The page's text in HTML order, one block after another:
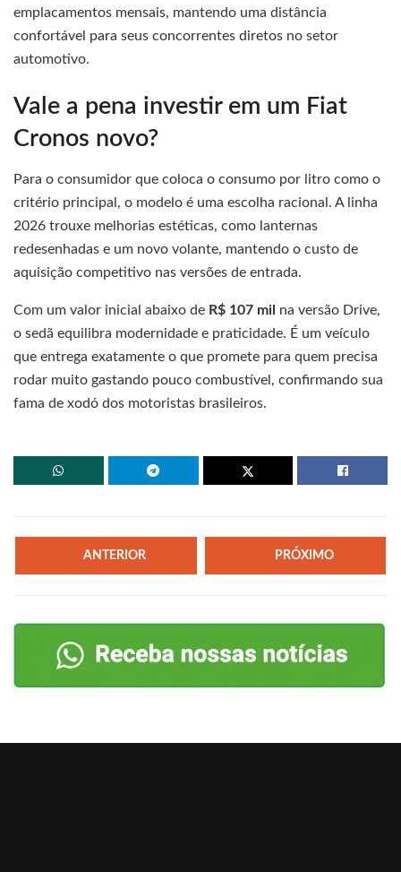
emplacamentos mensais, mantendo uma distância
confortável para seus concorrentes diretos no setor
automotivo.
Vale a pena investir em um Fiat
Cronos novo?
Para o consumidor que coloca o consumo por litro como o
critério principal, o modelo é uma escolha racional. A linha
2026 trouxe melhorias estéticas, como lanternas
redesenhadas e um novo volante, mantendo o custo de
aquisição competitivo nas versões de entrada.
Com um valor inicial abaixo de R$ 107 mil na versão Drive,
o sedã equilibra modernidade e praticidade. É um veículo
que entrega exatamente o que promete para quem precisa
rodar muito gastando pouco combustível, confirmando sua
fama de xodó dos motoristas brasileiros.
ANTERIOR PRÓXIMO